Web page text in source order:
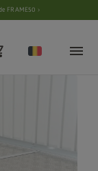
FRAME50 ›